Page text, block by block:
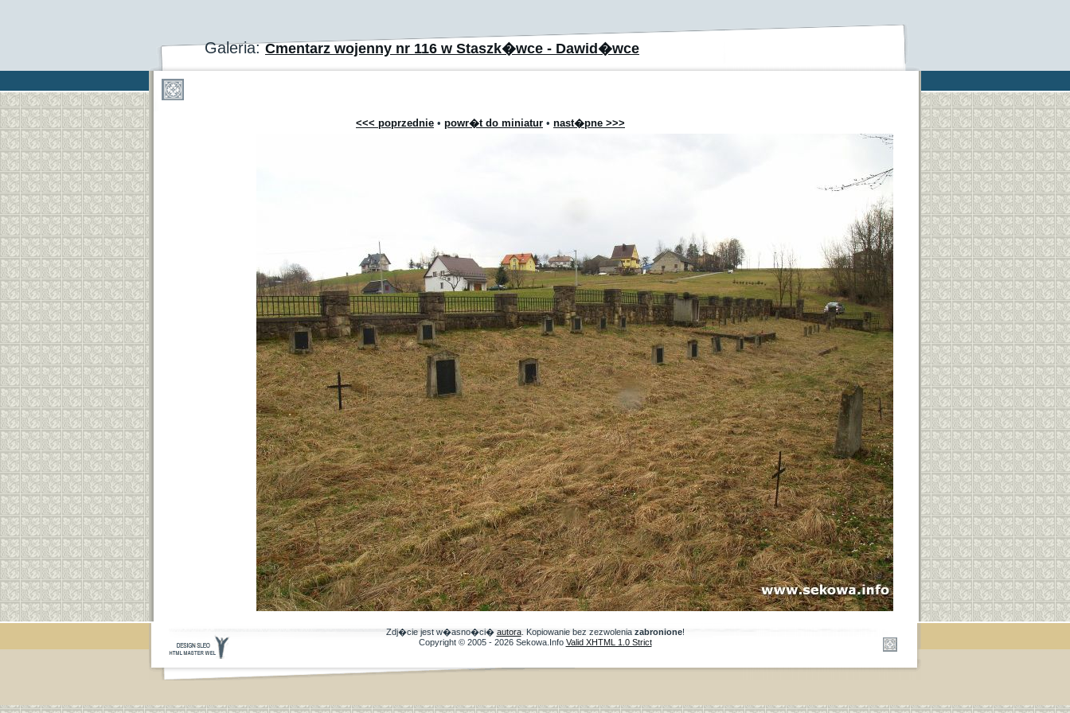
Galeria:Cmentarz wojenny nr 116 w Staszk�wce - Dawid�wce
<<< poprzednie • powr�t do miniatur • nast�pne >>>
Zdj�cie jest w�asno�ci� autora. Kopiowanie bez zezwolenia zabronione!
Copyright © 2005 - 2026 Sekowa.Info Valid XHTML 1.0 Strict